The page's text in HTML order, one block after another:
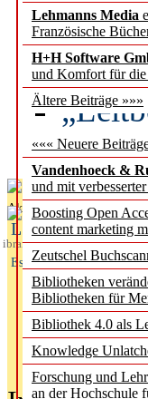
Lehmanns Media
Französische
H+H Software
und Komfort für
Ältere Beiträge »»»
««« Neuere
Vandenhoeck &
und mit
Boosting Open
content marketing
Zeutschel
Bibliotheken
Bibliotheken für
Bibliothek 4.0 als
Knowledge
Forschung und
an der Hochschule
des
Aktuelles aus
L
ibrary
Essentials